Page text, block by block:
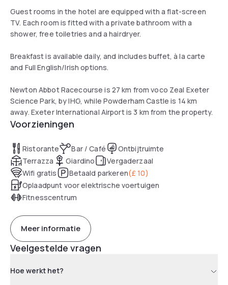
Guest rooms in the hotel are equipped with a flat-screen
TV. Each room is fitted with a private bathroom with a
shower, free toiletries and a hairdryer.
Breakfast is available daily, and includes buffet, à la carte
and Full English/Irish options.
Newton Abbot Racecourse is 27 km from voco Zeal Exeter
Science Park, by IHG, while Powderham Castle is 14 km
away. Exeter International Airport is 3 km from the property.
Voorzieningen
Ristorante Bar / Café
Ontbijtruimte
Terrazza
Giardino
Vergaderzaal
Wifi gratis
Betaald parkeren(£ 10)
Oplaadpunt voor elektrische voertuigen
Fitnesscentrum
Meer informatie
Veelgestelde vragen
Hoe werkt het?